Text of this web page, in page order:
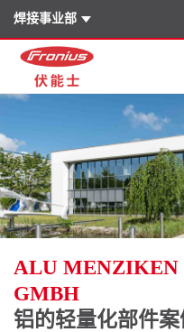
焊接事业部
ALU
GMBH
铝的轻量化部件案